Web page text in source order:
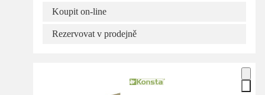
Koupit on-line
Rezervovat v prodejně